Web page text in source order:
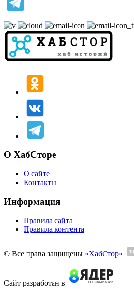
О ХабСторе
О сайте
Контакты
Информация
Правила сайта
Правила контента
© Все права защищены «ХабСтор»
Сайт разработан в